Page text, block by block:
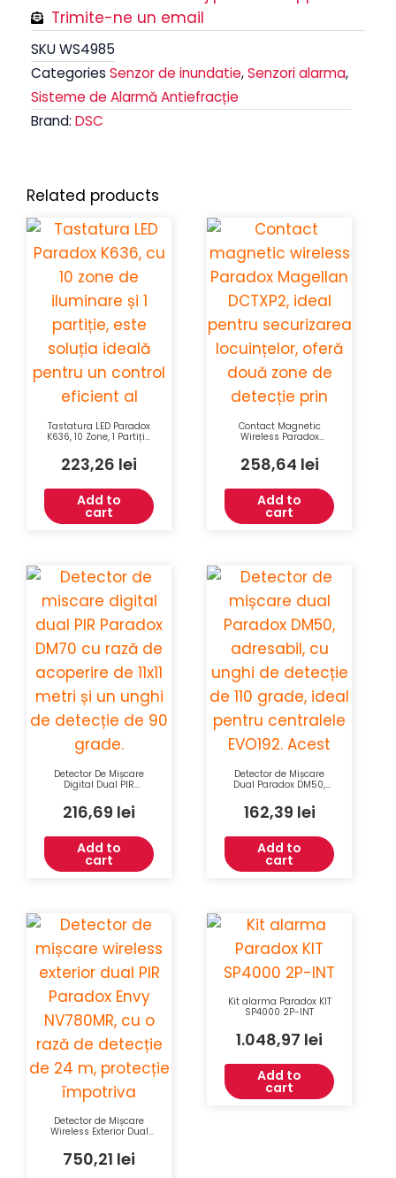
Trimite-ne un email
SKUWS4985
Categories Senzor de inundatie,Senzori alarma,
Sisteme de Alarmă Antiefracție
Brand: DSC
Related products
Tastatura LED Paradox
K636, 10 Zone, 1 Partiție,
Butoane Luminate,
Alarmă Panicã
223,26 lei
Add to
cart
Contact Magnetic
Wireless Paradox
Zone, 433/868 MHz,
Raza 60 m, Alb
258,64 lei
Add to
cart
Detector De Mișcare
Digital Dual PIR
Paradox DM70 11x11m
90° Imunitate La
Animale
216,69 lei
Add to
cart
Detector de Mișcare
Dual Paradox DM50,
12m, Pentru Centrale
EVO192
162,39 lei
Add to
cart
Detector de Mișcare
Wireless Exterior Dual
NV780MR, 24 m,
Imunitate la Animale,
750,21 lei
Kit alarma Paradox KIT
SP4000 2P-INT
1.048,97 lei
Add to
cart